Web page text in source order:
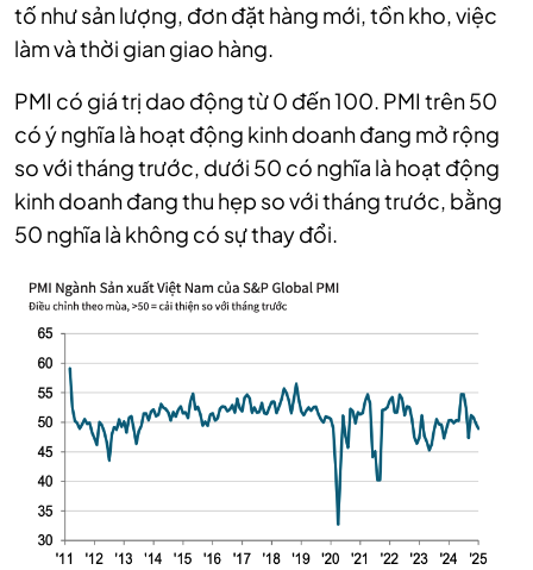
tố như sản lượng, đơn đặt hàng mới, tồn kho, việc
làm và thời gian giao hàng.
PMI có giá trị dao động từ 0 đến 100. PMI trên 50
có ý nghĩa là hoạt động kinh doanh đang mở rộng
so với tháng trước, dưới 50 có nghĩa là hoạt động
kinh doanh đang thu hẹp so với tháng trước, bằng
50 nghĩa là không có sự thay đổi.